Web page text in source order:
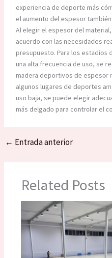
experiencia de deporte más
el aumento del espesor
Al elegir el espesor del
acuerdo con las necesidades
presupuesto. Para los
una alta frecuencia de uso, se
madera deportivos de espesor
algunos lugares de deportes
uso baja, se puede elegir
más delgado para controlar el
← Entrada anterior
Related Posts